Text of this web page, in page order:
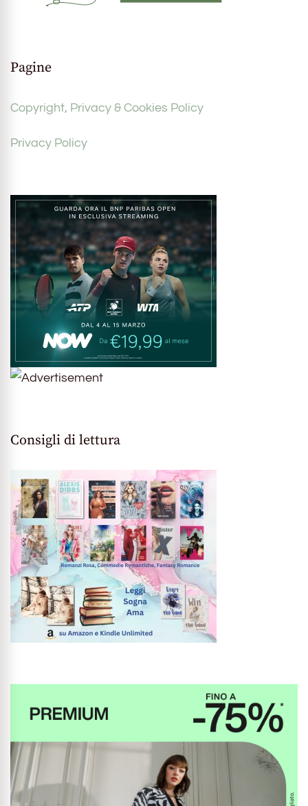
Pagine
Copyright, Privacy & Cookies Policy
Privacy Policy
Consigli di lettura